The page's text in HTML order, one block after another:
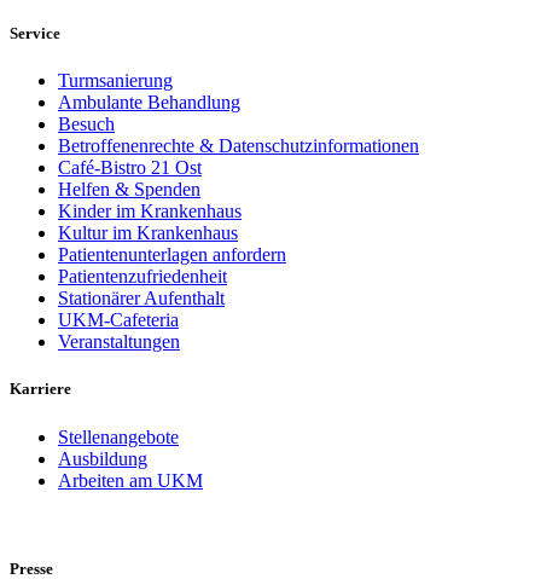
Service
Turmsanierung
Ambulante Behandlung
Besuch
Betroffenenrechte & Datenschutzinformationen
Café-Bistro 21 Ost
Helfen & Spenden
Kinder im Krankenhaus
Kultur im Krankenhaus
Patientenunterlagen anfordern
Patientenzufriedenheit
Stationärer Aufenthalt
UKM-Cafeteria
Veranstaltungen
Karriere
Stellenangebote
Ausbildung
Arbeiten am UKM
Presse